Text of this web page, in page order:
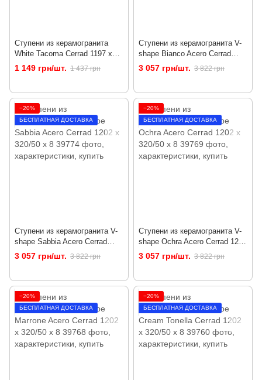
Ступени из керамогранита
White Tacoma Cerrad 1197 x
297 x 8
1 149 грн/шт. 1 437 грн
Ступени из керамогранита V-
shape Bianco Acero Cerrad
1202 x 320/50 x 8
3 057 грн/шт. 3 822 грн
−20%
БЕСПЛАТНАЯ ДОСТАВКА
Ступени из керамогранита V-
shape Sabbia Acero Cerrad
1202 x 320/50 x 8
3 057 грн/шт. 3 822 грн
−20%
БЕСПЛАТНАЯ ДОСТАВКА
Ступени из керамогранита V-
shape Ochra Acero Cerrad 1202
x 320/50 x 8
3 057 грн/шт. 3 822 грн
−20%
БЕСПЛАТНАЯ ДОСТАВКА
−20%
БЕСПЛАТНАЯ ДОСТАВКА